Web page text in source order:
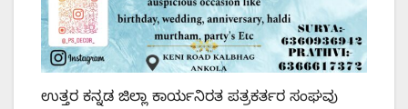
ಉತ್ತರ ಕನ್ನಡ ಜಿಲ್ಲಾ ಕಾರ್ಯನಿರತ ಪತ್ರಕರ್ತರ ಸಂಘವು